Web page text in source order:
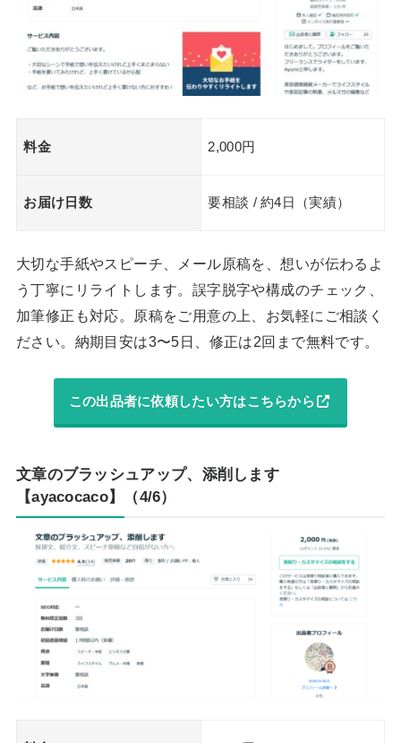
料金 2,000円
お届け日数 要相談 / 約4日（実績）
大切な手紙やスピーチ、メール原稿を、想いが伝わるよ
う丁寧にリライトします。誤字脱字や構成のチェック、
加筆修正も対応。原稿をご用意の上、お気軽にご相談く
ださい。納期目安は3〜5日、修正は2回まで無料です。
この出品者に依頼したい方はこちらから
文章のブラッシュアップ、添削します
【ayacocaco】（4/6）